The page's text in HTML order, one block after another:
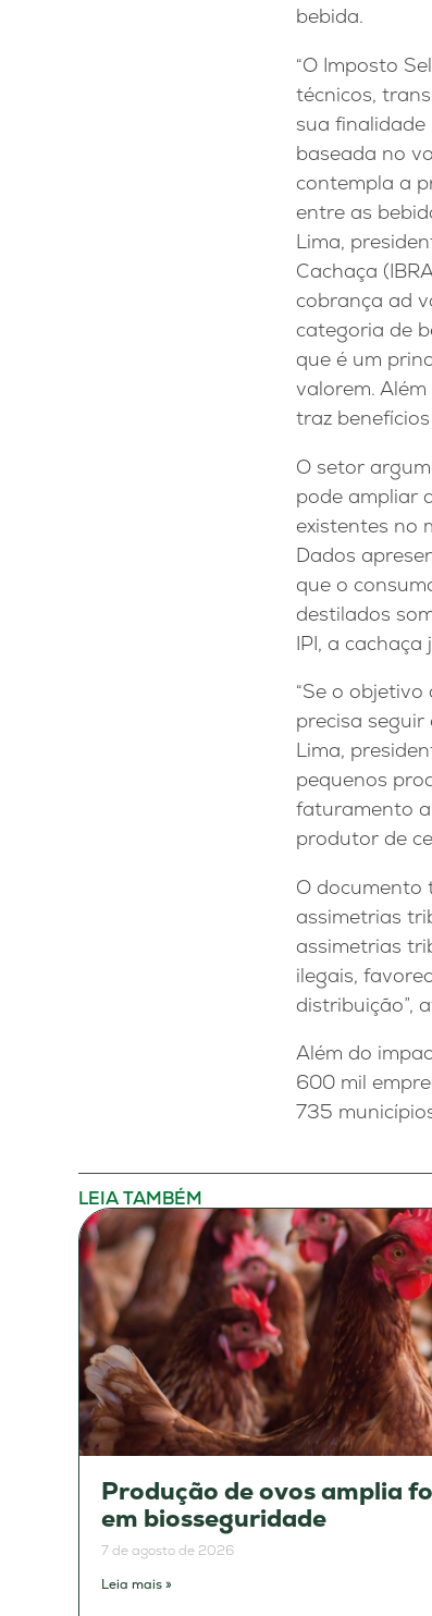
bebida.
“O Imposto
técnicos,
sua
baseada no
contempla a
entre as
Lima,
Cachaça
cobrança ad
categoria de
que é um
valorem.
traz
O setor
pode ampliar
existentes no
Dados
que o
destilados
IPI, a
“Se o
precisa
Lima,
pequenos
faturamento
produtor de
O documento
assimetrias
assimetrias
ilegais,
distribuição”,
Além do
600 mil
735
LEIA TAMBÉM
Produção de ovos amplia
em biosseguridade
7 de agosto de 2026
Leia mais »